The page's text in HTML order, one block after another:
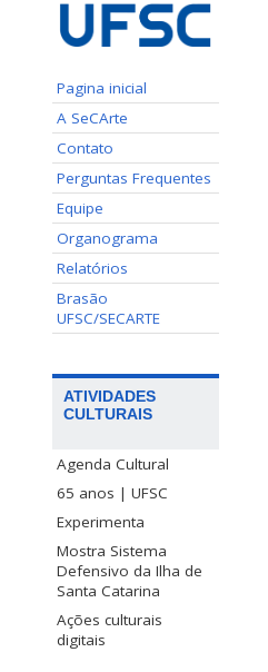
Pagina inicial
A SeCArte
Contato
Perguntas Frequentes
Equipe
Organograma
Relatórios
Brasão
UFSC/SECARTE
ATIVIDADES
CULTURAIS
Agenda Cultural
65 anos | UFSC
Experimenta
Mostra Sistema
Defensivo da Ilha de
Santa Catarina
Ações culturais
digitais